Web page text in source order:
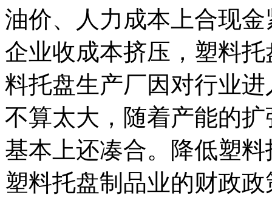
油价、人力成本上合现
企业收成本挤压，塑料
料托盘生产厂因对行业
不算太大，随着产能的
基本上还凑合。降低塑
塑料托盘制品业的财政